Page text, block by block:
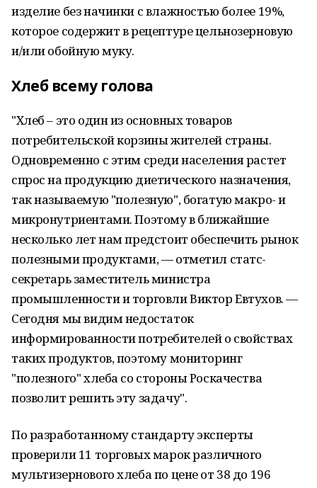
изделие без начинки с влажностью более 19%,
которое содержит в рецептуре цельнозерновую
и/или обойную муку.
Хлеб всему голова
"Хлеб – это один из основных товаров
потребительской корзины жителей страны.
Одновременно с этим среди населения растет
спрос на продукцию диетического назначения,
так называемую "полезную", богатую макро- и
микронутриентами. Поэтому в ближайшие
несколько лет нам предстоит обеспечить рынок
полезными продуктами, — отметил статс-
секретарь заместитель министра
промышленности и торговли Виктор Евтухов. —
Сегодня мы видим недостаток
информированности потребителей о свойствах
таких продуктов, поэтому мониторинг
"полезного" хлеба со стороны Роскачества
позволит решить эту задачу".
По разработанному стандарту эксперты
проверили 11 торговых марок различного
мультизернового хлеба по цене от 38 до 196